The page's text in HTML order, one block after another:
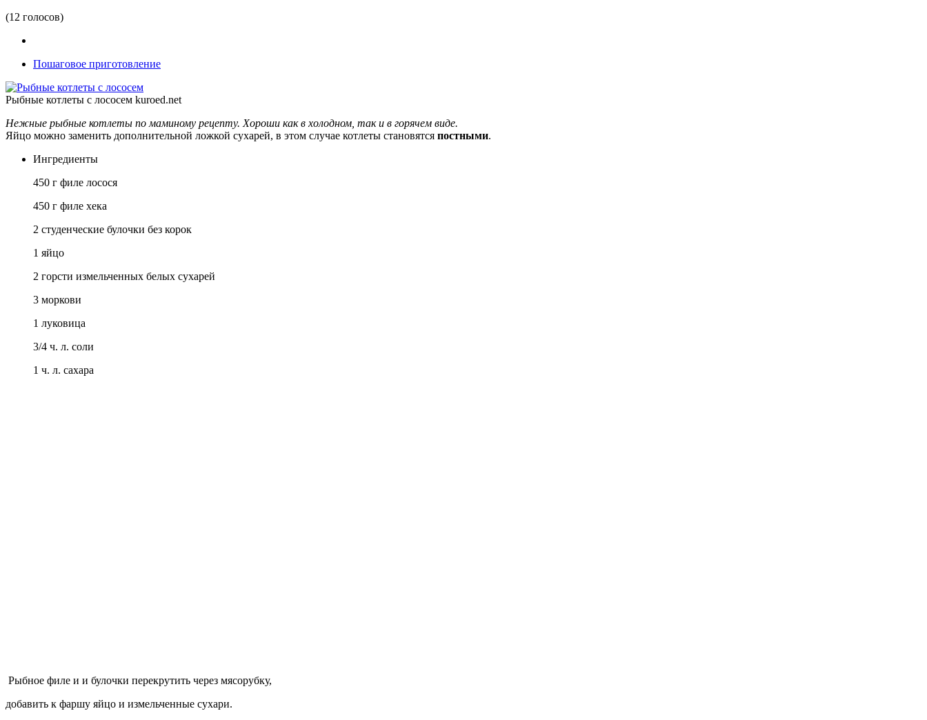
(12 голосов)
Пошаговое приготовление
Рыбные котлеты с лососем kuroed.net
Нежные рыбные котлеты по маминому рецепту. Хороши как в холодном, так и в горячем виде.
Яйцо можно заменить дополнительной ложкой сухарей, в этом случае котлеты становятся постными.
Ингредиенты
450 г филе лосося
450 г филе хека
2 студенческие булочки без корок
1 яйцо
2 горсти измельченных белых сухарей
3 моркови
1 луковица
3/4 ч. л. соли
1 ч. л. сахара
Рыбное филе и и булочки перекрутить через мясорубку,
добавить к фаршу яйцо и измельченные сухари.